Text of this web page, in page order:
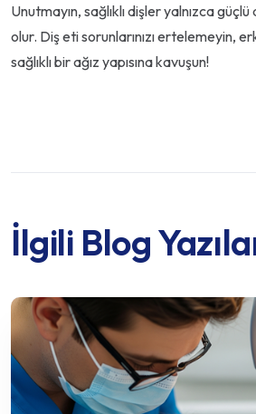
Unutmayın, sağlıklı dişler yalnızca
olur. Diş eti sorunlarınızı ertelemeyin,
sağlıklı bir ağız yapısına kavuşun!
İlgili Blog